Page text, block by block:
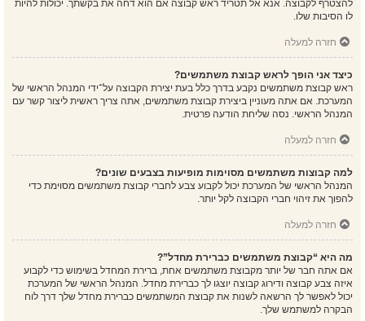
להצטרף לקבוצה. אנא אל תטריד ראש קבוצה אם הוא דחה את בקשתך. יכולות להיות
לו הסיבות שלו.
חזרה למעלה
כיצד אני הופך לראש קבוצת משתמשים?
ראש קבוצת משתמשים נקבע בדרך כלל בעת יצירת הקבוצה על־ידי המנהל הראשי של
המערכת. אם אתה מעוניין ביצירת קבוצת משתמשים, אתה צריך ראשית ליצור קשר עם
המנהל הראשי. נסה שליחת הודעה פרטית.
חזרה למעלה
למה קבוצות משתמשים מסוימות מופיעות בצבעים שונים?
המנהל הראשי של המערכת יכול לקבוע צבע לחברי קבוצת משתמשים מסוימת כדי
להפוך את זיהוי חברי הקבוצה לקל יותר.
חזרה למעלה
מה היא “קבוצת משתמשים כברירת מחדל”?
אם אתה חבר של יותר מקבוצת משתמשים אחת, ברירת המחדל בשימוש כדי לקבוע
איזה צבע קבוצה ודירוג קבוצה יוצגו לך כברירת מחדל. המנהל הראשי של המערכת
יכול לאפשר לך הרשאה לשנות את קבוצת המשתמשים כברירת מחדל שלך דרך לוח
הבקרה למשתמש שלך.